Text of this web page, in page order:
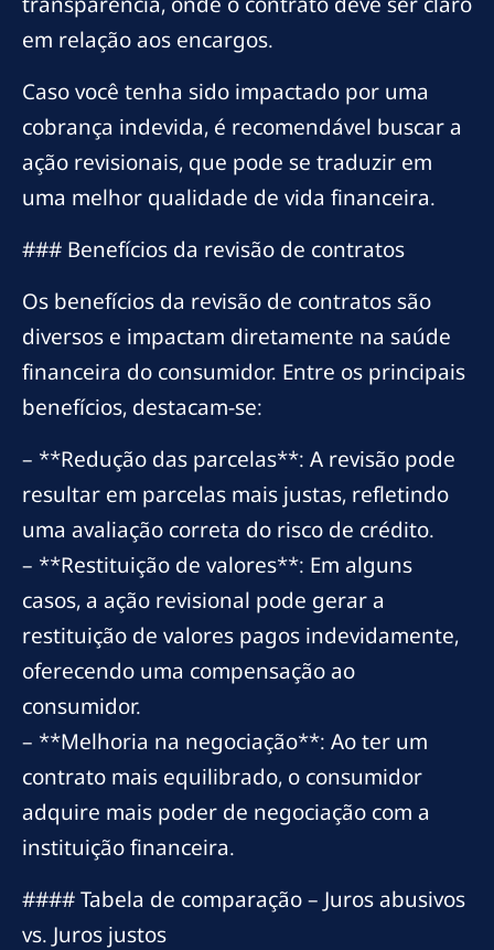
em relação aos encargos.
Caso você tenha sido impactado por uma
cobrança indevida, é recomendável buscar a
ação revisionais, que pode se traduzir em
uma melhor qualidade de vida financeira.
### Benefícios da revisão de contratos
Os benefícios da revisão de contratos são
diversos e impactam diretamente na saúde
financeira do consumidor. Entre os principais
benefícios, destacam-se:
– **Redução das parcelas**: A revisão pode
resultar em parcelas mais justas, refletindo
uma avaliação correta do risco de crédito.
– **Restituição de valores**: Em alguns
casos, a ação revisional pode gerar a
restituição de valores pagos indevidamente,
oferecendo uma compensação ao
consumidor.
– **Melhoria na negociação**: Ao ter um
contrato mais equilibrado, o consumidor
adquire mais poder de negociação com a
instituição financeira.
#### Tabela de comparação – Juros abusivos
vs. Juros justos